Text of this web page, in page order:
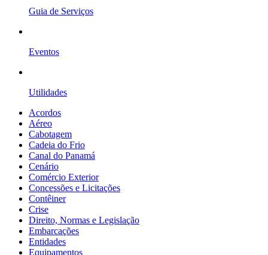
Guia de Serviços
Eventos
Utilidades
Acordos
Aéreo
Cabotagem
Cadeia do Frio
Canal do Panamá
Cenário
Comércio Exterior
Concessões e Licitações
Contêiner
Crise
Direito, Normas e Legislação
Embarcações
Entidades
Equipamentos